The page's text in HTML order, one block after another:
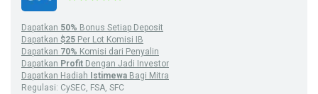
Dapatkan 50% Bonus Setiap Deposit
Dapatkan $25 Per Lot Komisi IB
Dapatkan 70% Komisi dari Penyalin
Dapatkan Profit Dengan Jadi Investor
Dapatkan Hadiah
Istimewa Bagi Mitra
Regulasi: CySEC, FSA, SFC